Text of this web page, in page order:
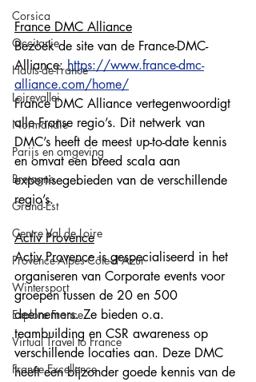
Corsica
Occitanie
Hauts-de-France
Loirevallei
Normandie
Parijs en omgeving
Bretagne
Grand-Est
Centre Val de Loire
Provence-Alpes-Côte-d'Azur
Wintersport
Explore France
Virtual Travel to France
France Excellence
France DMC Alliance
Bezoek de site van de France-DMC-
Alliance: https://www.france-dmc-
alliance.com/home/
France DMC Alliance vertegenwoordigt
alle Franse regio’s. Dit netwerk van
DMC’s heeft de meest up-to-date kennis
en omvat een breed scala aan
expertisegebieden van de verschillende
regio’s.
Activ Provence
Activ Provence is gespecialiseerd in het
organiseren van Corporate events voor
groepen tussen de 20 en 500
deelnemers. Ze bieden o.a.
teambuilding en CSR awareness op
verschillende locaties aan. Deze DMC
heeft een bijzonder goede kennis van de